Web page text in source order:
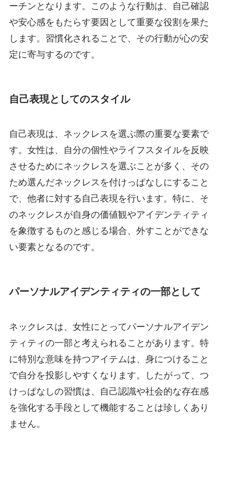
ーチンとなります。このような行動は、自己確認
や安心感をもたらす要因として重要な役割を果た
します。習慣化されることで、その行動が心の安
定に寄与するのです。
自己表現としてのスタイル
自己表現は、ネックレスを選ぶ際の重要な要素で
す。女性は、自分の個性やライフスタイルを反映
させるためにネックレスを選ぶことが多く、その
ため選んだネックレスを付けっぱなしにすること
で、他者に対する自己表現を行います。特に、そ
のネックレスが自身の価値観やアイデンティティ
を象徴するものと感じる場合、外すことができな
い要素となるのです。
パーソナルアイデンティティの一部として
ネックレスは、女性にとってパーソナルアイデン
ティティの一部と考えられることがあります。特
に特別な意味を持つアイテムは、身につけること
で自分を投影しやすくなります。したがって、つ
けっぱなしの習慣は、自己認識や社会的な存在感
を強化する手段として機能することは珍しくあり
ません。